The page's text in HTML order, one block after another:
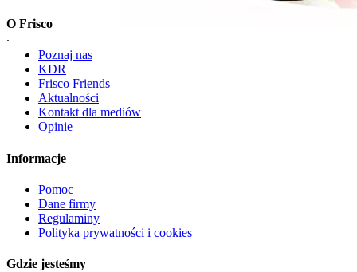
.
O Frisco
Poznaj nas
KDR
Frisco Friends
Aktualności
Kontakt dla mediów
Opinie
Informacje
Pomoc
Dane firmy
Regulaminy
Polityka prywatności i cookies
Gdzie jesteśmy